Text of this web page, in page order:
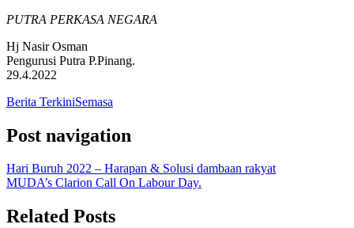
PUTRA PERKASA NEGARA
Hj Nasir Osman
Pengurusi Putra P.Pinang.
29.4.2022
Berita TerkiniSemasa
Post navigation
Hari Buruh 2022 – Harapan & Solusi dambaan rakyat
MUDA’s Clarion Call On Labour Day.
Related Posts